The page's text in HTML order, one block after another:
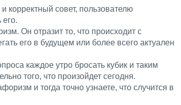
корректный совет, пользователю
Он отразит то, что происходит с
его в будущем или более всего актуален
каждое утро бросать кубик и таким
того, что произойдет сегодня.
и тогда точно узнаете, что случится в